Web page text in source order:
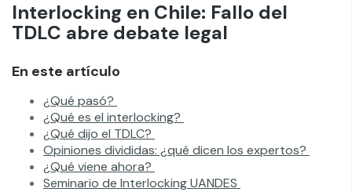
Interlocking en Chile: Fallo del
TDLC abre debate legal
En este artículo
¿Qué pasó?
¿Qué es el interlocking?
¿Qué dijo el TDLC?
Opiniones divididas: ¿qué dicen los expertos?
¿Qué viene ahora?
Seminario de Interlocking UANDES